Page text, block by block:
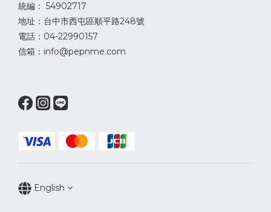
統編： 54902717
地址：台中市西屯區順平路248號
電話：04-22990157
信箱：info@pepnme.com
English